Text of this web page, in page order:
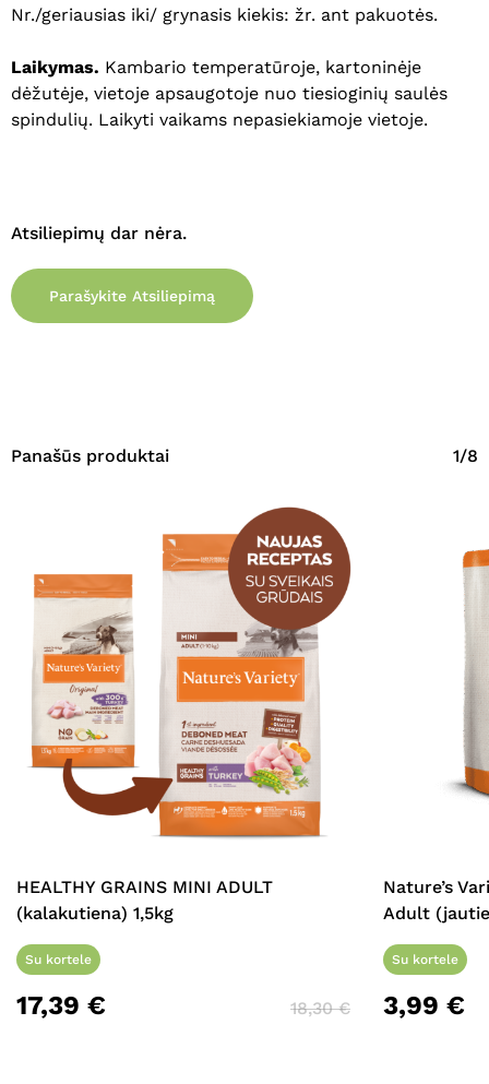
Nr./geriausias iki/ grynasis kiekis: žr. ant pakuotės.
Laikymas. Kambario temperatūroje, kartoninėje
dėžutėje, vietoje apsaugotoje nuo tiesioginių saulės
spindulių. Laikyti vaikams nepasiekiamoje vietoje.
Atsiliepimų dar nėra.
Parašykite Atsiliepimą
Panašūs produktai 1/8
HEALTHY GRAINS MINI ADULT
(kalakutiena) 1,5kg
Su kortele
17,39 € 18,30€
Nature’s
Adult
Su kortele
3,99 €